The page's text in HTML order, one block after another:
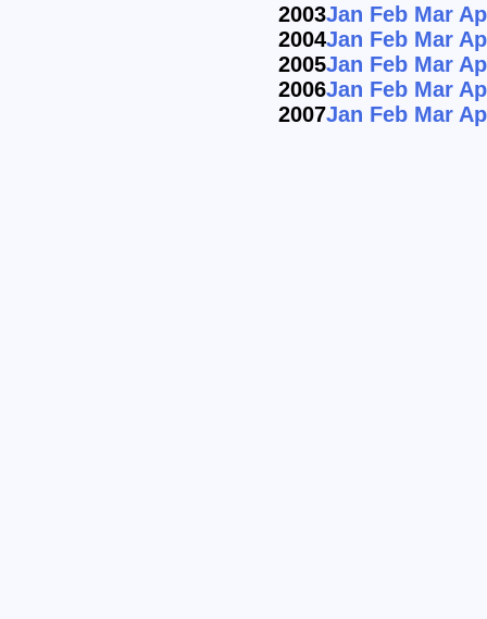
2003Jan Feb Mar
2004Jan Feb Mar
2005Jan Feb Mar
2006Jan Feb Mar
2007Jan Feb Mar